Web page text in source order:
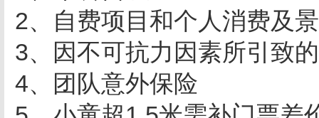
2、自费项目和个人消费及
3、因不可抗力因素所引致
4、团队意外保险